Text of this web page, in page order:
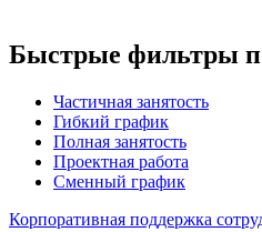
Быстрые фильтры
Частичная занятость
Гибкий график
Полная занятость
Проектная работа
Сменный график
Корпоративная поддержка